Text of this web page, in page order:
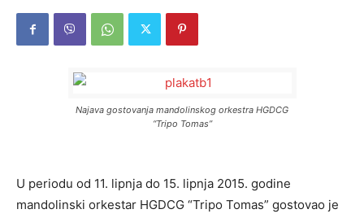
Najava gostovanja mandolinskog orkestra HGDCG
“Tripo Tomas”
U periodu od 11. lipnja do 15. lipnja 2015. godine
mandolinski orkestar HGDCG “Tripo Tomas” gostovao je